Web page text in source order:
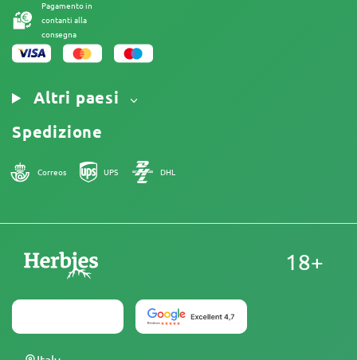
Pagamento in
contanti alla
consegna
Altri paesi
Spedizione
Correos UPS DHL
18+